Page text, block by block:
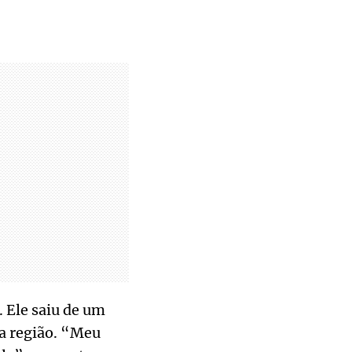
Ele saiu de um
região. “Meu